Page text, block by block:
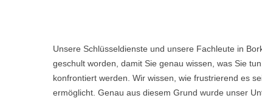
Unsere Schlüsseldienste und unsere Fachleute in
geschult worden, damit Sie genau wissen, was Sie
konfrontiert werden. Wir wissen, wie frustrierend es
ermöglicht. Genau aus diesem Grund wurde unser